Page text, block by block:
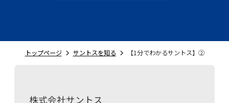
トップページ サントスを知る 【1分でわかるサントス】②
株式会社サントス